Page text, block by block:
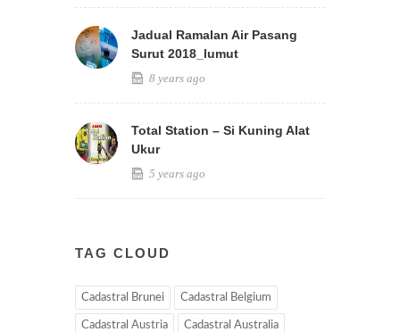
Jadual Ramalan Air Pasang
Surut 2018_lumut
8 years ago
Total Station – Si Kuning Alat
Ukur
5 years ago
TAG CLOUD
Cadastral Brunei Cadastral Belgium
Cadastral Austria Cadastral Australia